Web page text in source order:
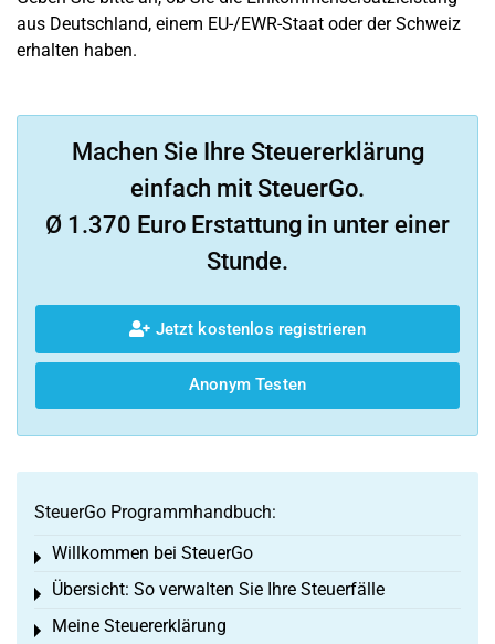
aus Deutschland, einem EU-/EWR-Staat oder der Schweiz
erhalten haben.
Machen Sie Ihre Steuererklärung
einfach mit SteuerGo.
Ø 1.370 Euro Erstattung in unter einer
Stunde.
Jetzt kostenlos registrieren
Anonym Testen
SteuerGo Programmhandbuch:
Willkommen bei SteuerGo
Toggle menu
Übersicht: So verwalten Sie Ihre Steuerfälle
Toggle menu
Meine Steuererklärung
Toggle menu